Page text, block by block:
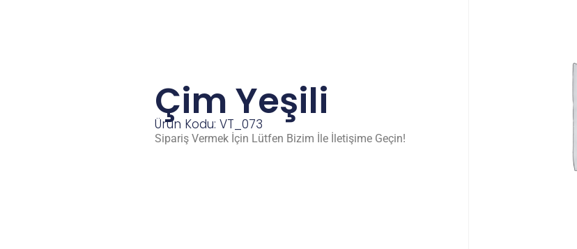
Çim Yeşili
Ürün Kodu: VT_073
Sipariş Vermek İçin Lütfen Bizim İle İletişime Geçin!